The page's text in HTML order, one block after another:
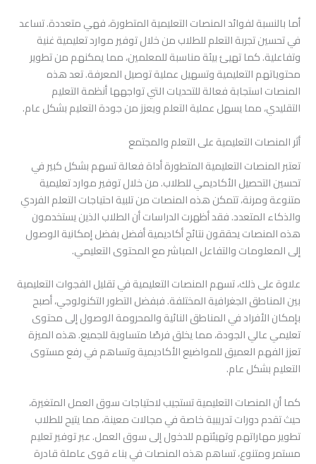
أما بالنسبة لفوائد المنصات التعليمية المتطورة، فهي متعددة. تساعد
في تحسين تجربة التعلم للطلاب من خلال توفير موارد تعليمية غنية
وتفاعلية. كما تهيئ بيئة مناسبة للمعلمين، مما يمكنهم من تطوير
محتوياتهم التعليمية وتسهيل عملية توصيل المعرفة. تعد هذه
المنصات استجابة فعالة للتحديات التي تواجهها أنظمة التعليم
التقليدي، مما يسهل عملية التعلم ويعزز من جودة التعليم بشكل عام.
أثر المنصات التعليمية على التعلم والمجتمع
تعتبر المنصات التعليمية المتطورة أداة فعالة تسهم بشكل كبير في
تحسين التحصيل الأكاديمي للطلاب. من خلال توفير موارد تعليمية
متنوعة ومرنة، تتمكن هذه المنصات من تلبية احتياجات التعلم الفردي
والذكاء المتعدد. فقد أظهرت الدراسات أن الطلاب الذين يستخدمون
هذه المنصات يحققون نتائج أكاديمية أفضل بفضل إمكانية الوصول
إلى المعلومات والتفاعل المباشر مع المحتوى التعليمي.
علاوة على ذلك، تسهم المنصات التعليمية في تقليل الفجوات التعليمية
بين المناطق الجغرافية المختلفة. فبفضل التطور التكنولوجي، أصبح
بإمكان الأفراد في المناطق النائية والمحرومة الوصول إلى محتوى
تعليمي عالي الجودة، مما يخلق فرصًا متساوية للجميع. هذه الميزة
تعزز الفهم العميق للمواضيع الأكاديمية وتساهم في رفع مستوى
التعليم بشكل عام.
كما أن المنصات التعليمية تستجيب لاحتياجات سوق العمل المتغيرة،
حيث تقدم دورات تدريبية خاصة في مجالات معينة، مما يتيح للطلاب
تطوير مهاراتهم وتهيئتهم للدخول إلى سوق العمل. عبر توفير تعليم
مستمر ومتنوع، تساهم هذه المنصات في بناء قوى عاملة قادرة